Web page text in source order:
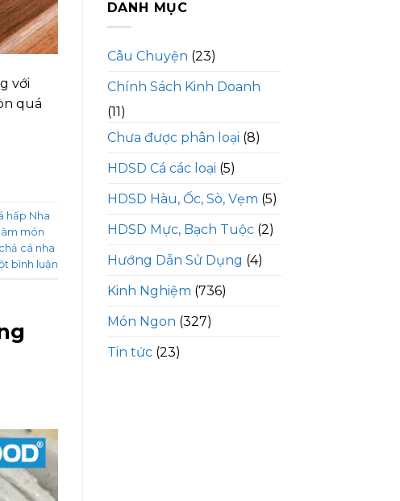
với
quá
hấp Nha
món
chả cá nha
bình luận
DANH MỤC
Câu Chuyện (23)
Chính Sách Kinh Doanh
(11)
Chưa được phân loại (8)
HDSD Cá các loại (5)
HDSD Hàu, Ốc, Sò, Vẹm (5)
HDSD Mực, Bạch Tuộc(2)
Hướng Dẫn Sử Dụng (4)
Kinh Nghiệm (736)
Món Ngon (327)
Tin tức(23)